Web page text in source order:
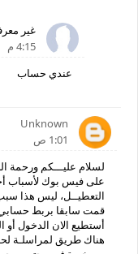
غير
4:15 م
‏عندي حساب
Unknown
1:01 ص
لسلام عليـــكم ورحمة
على فيس بوك لأسباب
التعطيــل، ليس هذا
قمت سابقا بربط حسابي
أستطيع الان الدخول
هناك طريق لمراسلـة